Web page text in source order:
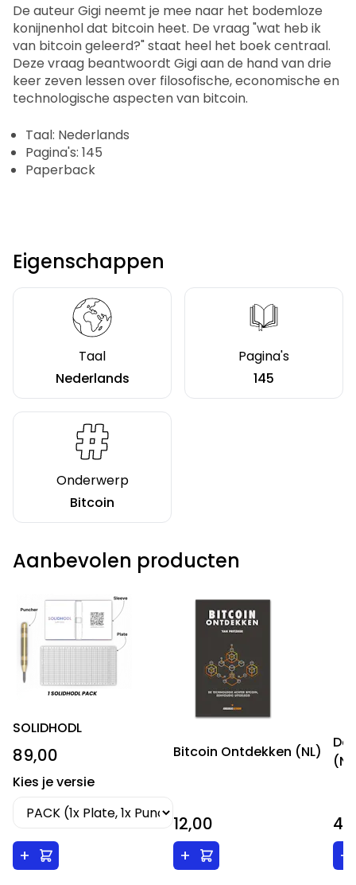
De auteur Gigi neemt je mee naar het bodemloze
konijnenhol dat bitcoin heet. De vraag "wat heb ik
van bitcoin geleerd?" staat heel het boek centraal.
Deze vraag beantwoordt Gigi aan de hand van drie
keer zeven lessen over filosofische, economische en
technologische aspecten van bitcoin.
Taal: Nederlands
Pagina's: 145
Paperback
Eigenschappen
Taal
Nederlands
Pagina's
145
Onderwerp
Bitcoin
Aanbevolen producten
SOLIDHODL
89,00
Kies je versie
+
Bitcoin Ontdekken (NL)
12,00
+
De
+